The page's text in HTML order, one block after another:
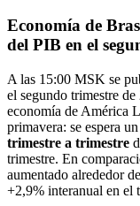
Economía de
del PIB en el
A las 15:00 MSK se
el segundo trimestre
economía de América
primavera: se espera
trimestre a trimestre
trimestre. En
aumentado alrededor
+2,9% interanual en el